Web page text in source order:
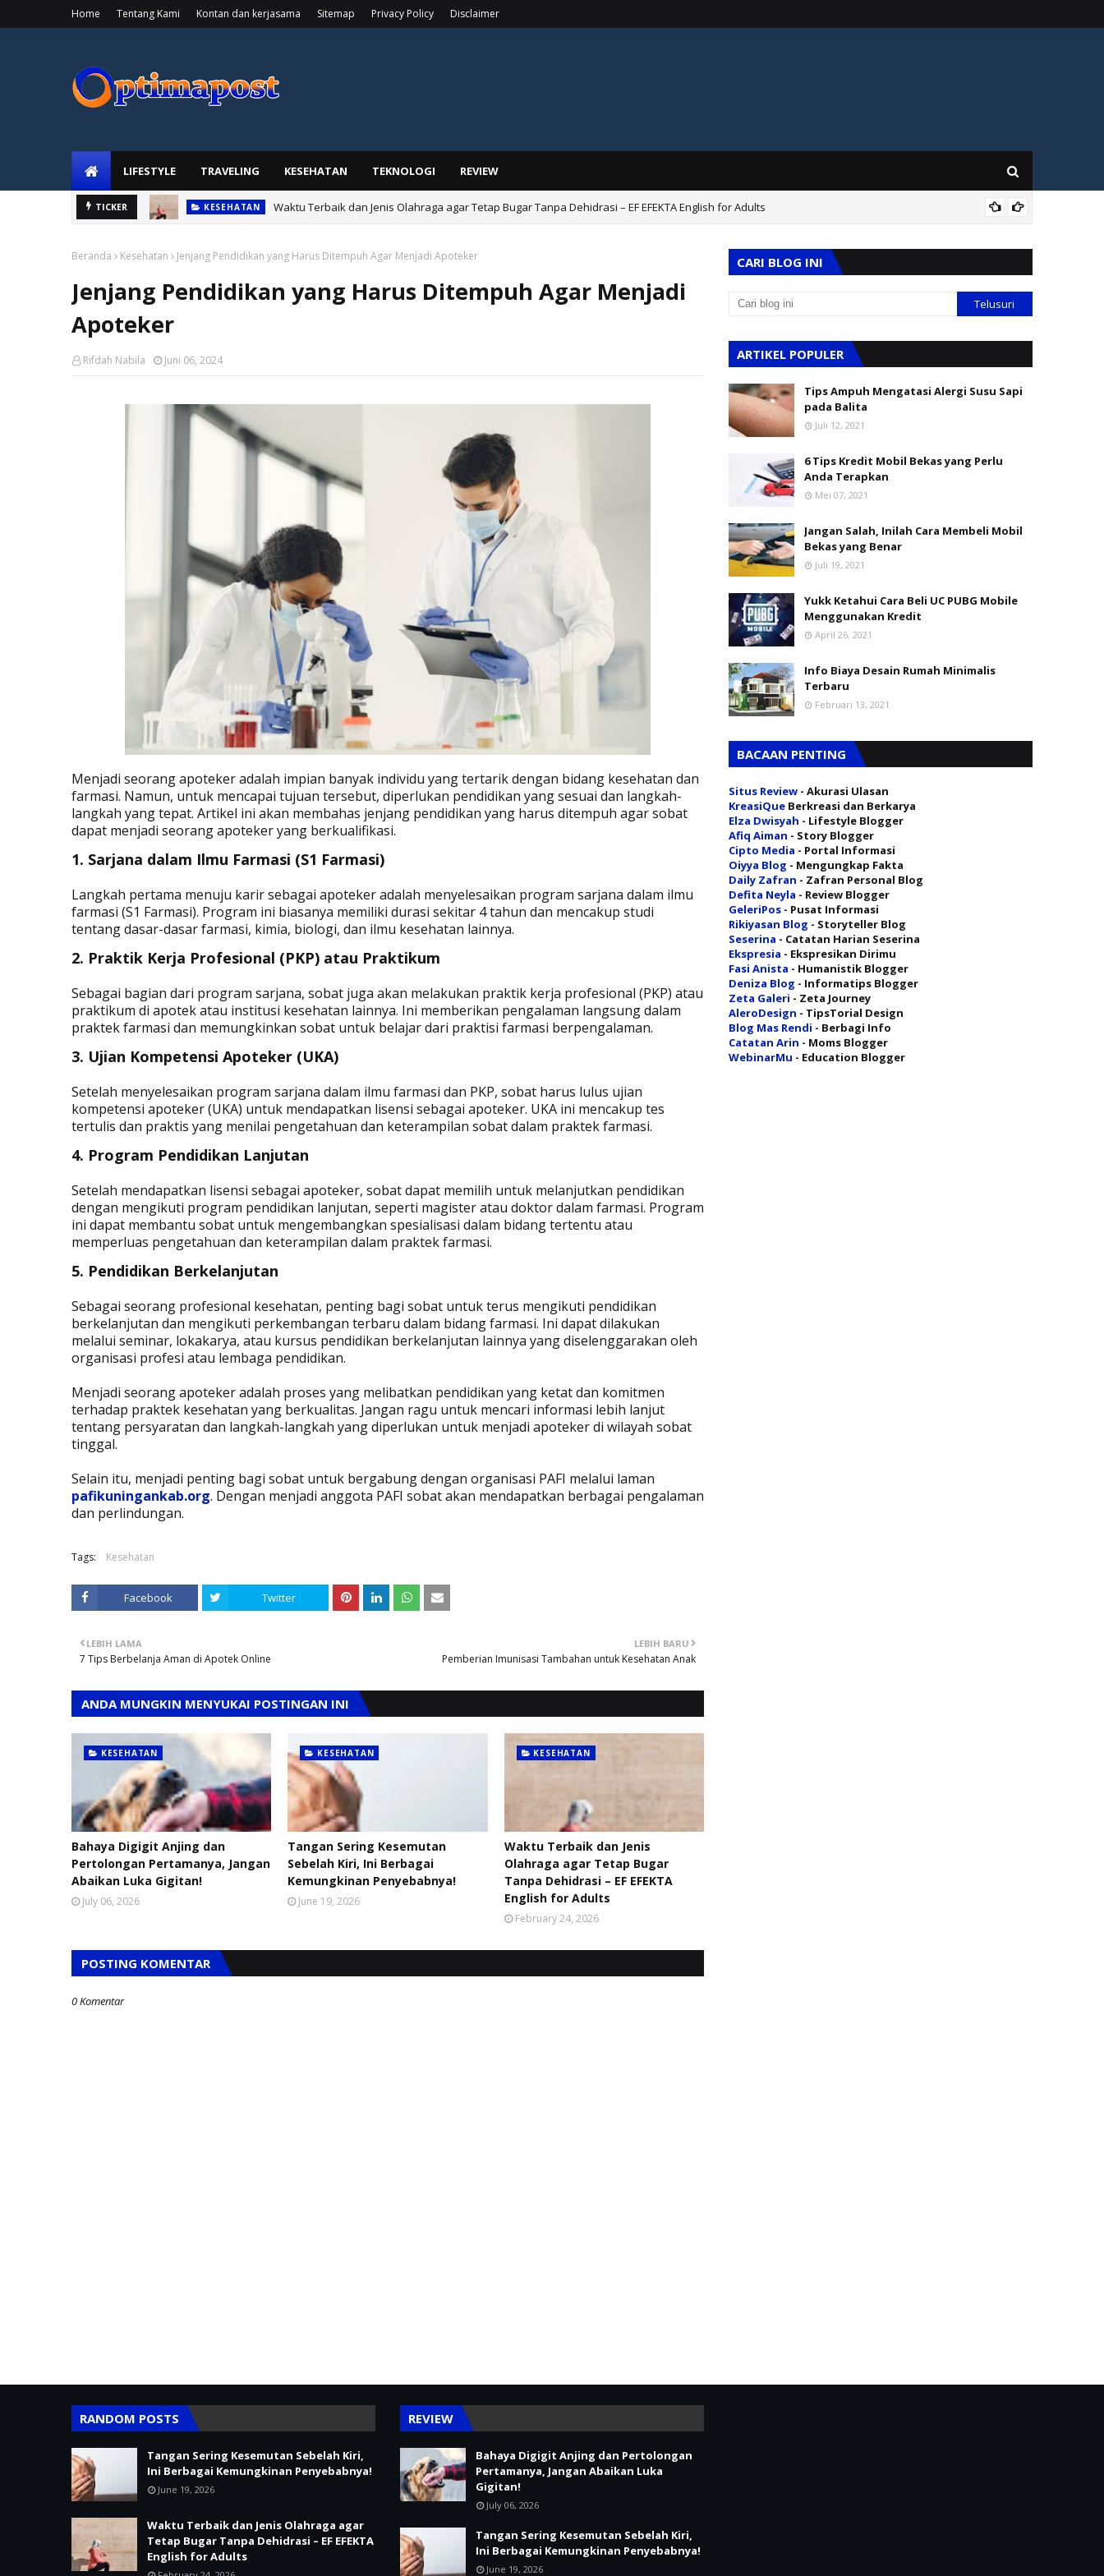
Home Tentang Kami Kontan dan kerjasama Sitemap Privacy Policy Disclaimer
LIFESTYLE TRAVELING KESEHATAN TEKNOLOGI REVIEW
TICKER KESEHATAN Waktu Terbaik dan Jenis Olahraga agar Tetap Bugar Tanpa Dehidrasi – EF EFEKTA English for Adults
Beranda Kesehatan Jenjang Pendidikan yang Harus Ditempuh Agar Menjadi Apoteker
Jenjang Pendidikan yang Harus Ditempuh Agar Menjadi
Apoteker
Rifdah Nabila Juni 06, 2024
Menjadi seorang apoteker adalah impian banyak individu yang tertarik dengan bidang kesehatan dan
farmasi. Namun, untuk mencapai tujuan tersebut, diperlukan pendidikan yang sesuai dan langkah-
langkah yang tepat. Artikel ini akan membahas jenjang pendidikan yang harus ditempuh agar sobat
dapat menjadi seorang apoteker yang berkualifikasi.
1. Sarjana dalam Ilmu Farmasi (S1 Farmasi)
Langkah pertama menuju karir sebagai apoteker adalah menyelesaikan program sarjana dalam ilmu
farmasi (S1 Farmasi). Program ini biasanya memiliki durasi sekitar 4 tahun dan mencakup studi
tentang dasar-dasar farmasi, kimia, biologi, dan ilmu kesehatan lainnya.
2. Praktik Kerja Profesional (PKP) atau Praktikum
Sebagai bagian dari program sarjana, sobat juga akan melakukan praktik kerja profesional (PKP) atau
praktikum di apotek atau institusi kesehatan lainnya. Ini memberikan pengalaman langsung dalam
praktek farmasi dan memungkinkan sobat untuk belajar dari praktisi farmasi berpengalaman.
3. Ujian Kompetensi Apoteker (UKA)
Setelah menyelesaikan program sarjana dalam ilmu farmasi dan PKP, sobat harus lulus ujian
kompetensi apoteker (UKA) untuk mendapatkan lisensi sebagai apoteker. UKA ini mencakup tes
tertulis dan praktis yang menilai pengetahuan dan keterampilan sobat dalam praktek farmasi.
4. Program Pendidikan Lanjutan
Setelah mendapatkan lisensi sebagai apoteker, sobat dapat memilih untuk melanjutkan pendidikan
dengan mengikuti program pendidikan lanjutan, seperti magister atau doktor dalam farmasi. Program
ini dapat membantu sobat untuk mengembangkan spesialisasi dalam bidang tertentu atau
memperluas pengetahuan dan keterampilan dalam praktek farmasi.
5. Pendidikan Berkelanjutan
Sebagai seorang profesional kesehatan, penting bagi sobat untuk terus mengikuti pendidikan
berkelanjutan dan mengikuti perkembangan terbaru dalam bidang farmasi. Ini dapat dilakukan
melalui seminar, lokakarya, atau kursus pendidikan berkelanjutan lainnya yang diselenggarakan oleh
organisasi profesi atau lembaga pendidikan.
Menjadi seorang apoteker adalah proses yang melibatkan pendidikan yang ketat dan komitmen
terhadap praktek kesehatan yang berkualitas. Jangan ragu untuk mencari informasi lebih lanjut
tentang persyaratan dan langkah-langkah yang diperlukan untuk menjadi apoteker di wilayah sobat
tinggal.
Selain itu, menjadi penting bagi sobat untuk bergabung dengan organisasi PAFI melalui laman
pafikuningankab.org. Dengan menjadi anggota PAFI sobat akan mendapatkan berbagai pengalaman
dan perlindungan.
Tags: Kesehatan
Facebook Twitter
LEBIH BARU
Pemberian Imunisasi Tambahan untuk Kesehatan Anak
LEBIH LAMA
7 Tips Berbelanja Aman di Apotek Online
ANDA MUNGKIN MENYUKAI POSTINGAN INI
KESEHATAN
Bahaya Digigit Anjing dan
Pertolongan Pertamanya, Jangan
Abaikan Luka Gigitan!
July 06, 2026
KESEHATAN
Tangan Sering Kesemutan
Sebelah Kiri, Ini Berbagai
Kemungkinan Penyebabnya!
June 19, 2026
KESEHATAN
Waktu Terbaik dan Jenis
Olahraga agar Tetap Bugar
Tanpa Dehidrasi – EF EFEKTA
English for Adults
February 24, 2026
POSTING KOMENTAR
0 Komentar
CARI BLOG INI
ARTIKEL POPULER
Tips Ampuh Mengatasi Alergi Susu Sapi
pada Balita
Juli 12, 2021
6 Tips Kredit Mobil Bekas yang Perlu
Anda Terapkan
Mei 07, 2021
Jangan Salah, Inilah Cara Membeli Mobil
Bekas yang Benar
Juli 19, 2021
Yukk Ketahui Cara Beli UC PUBG Mobile
Menggunakan Kredit
April 26, 2021
Info Biaya Desain Rumah Minimalis
Terbaru
Februari 13, 2021
BACAAN PENTING
Situs Review - Akurasi Ulasan
KreasiQue Berkreasi dan Berkarya
Elza Dwisyah - Lifestyle Blogger
Afiq Aiman - Story Blogger
Cipto Media - Portal Informasi
Oiyya Blog - Mengungkap Fakta
Daily Zafran - Zafran Personal Blog
Defita Neyla - Review Blogger
GeleriPos - Pusat Informasi
Rikiyasan Blog - Storyteller Blog
Seserina - Catatan Harian Seserina
Ekspresia - Ekspresikan Dirimu
Fasi Anista - Humanistik Blogger
Deniza Blog - Informatips Blogger
Zeta Galeri - Zeta Journey
AleroDesign - TipsTorial Design
Blog Mas Rendi - Berbagi Info
Catatan Arin - Moms Blogger
WebinarMu - Education Blogger
RANDOM POSTS
Tangan Sering Kesemutan Sebelah Kiri,
Ini Berbagai Kemungkinan Penyebabnya!
June 19, 2026
Waktu Terbaik dan Jenis Olahraga agar
Tetap Bugar Tanpa Dehidrasi – EF EFEKTA
English for Adults
REVIEW
Bahaya Digigit Anjing dan Pertolongan
Pertamanya, Jangan Abaikan Luka
Gigitan!
July 06, 2026
Tangan Sering Kesemutan Sebelah Kiri,
Ini Berbagai Kemungkinan Penyebabnya!
June 19, 2026